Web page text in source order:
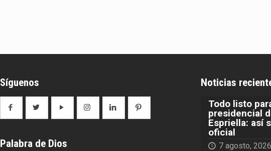
Síguenos
Palabra de Dios
Noticias
Todo listo
presidencial
Espriella: así
oficial
7 agosto, 2026